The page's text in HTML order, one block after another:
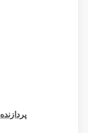
پردازنده